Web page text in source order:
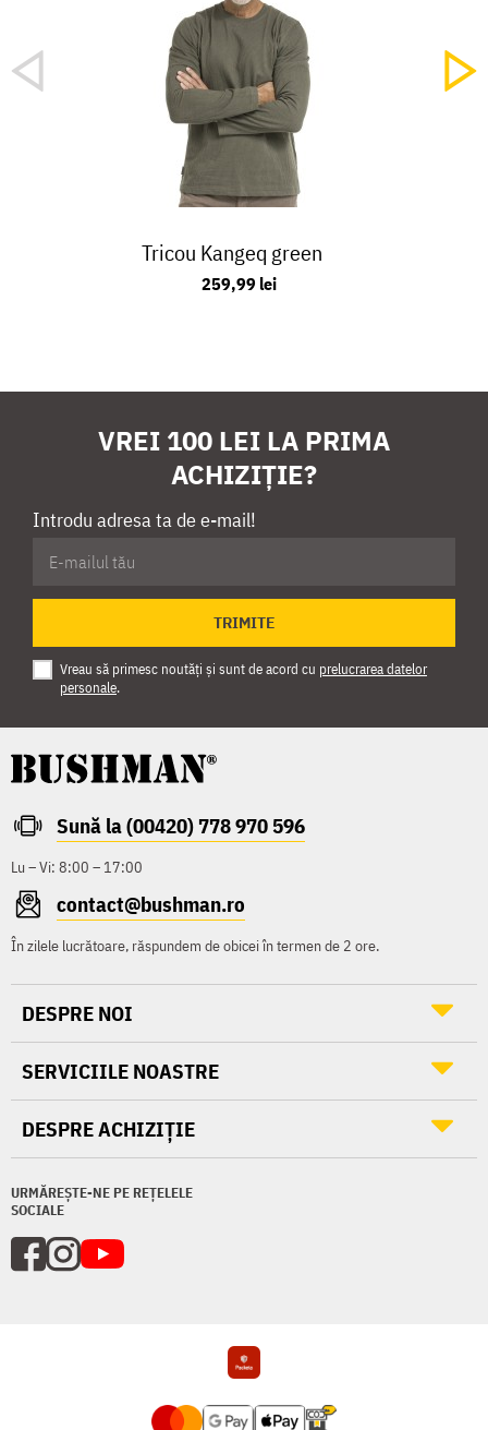
Tricou Kangeq green
259,99 lei
VREI 100 LEI LA PRIMA
ACHIZIȚIE?
Introdu adresa ta de e-mail!
TRIMITE
Vreau să primesc noutăți și sunt de acord cu prelucrarea datelor
personale.
Sună la (00420) 778 970 596
Lu – Vi: 8:00 – 17:00
contact@bushman.ro
În zilele lucrătoare, răspundem de obicei în termen de 2 ore.
URMĂREȘTE-NE PE REȚELELE
SOCIALE
DESPRE NOI
SERVICIILE NOASTRE
DESPRE ACHIZIȚIE